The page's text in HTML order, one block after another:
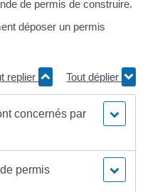
de permis de construire.
déposer un permis
replier Tout déplier
concernés par
permis